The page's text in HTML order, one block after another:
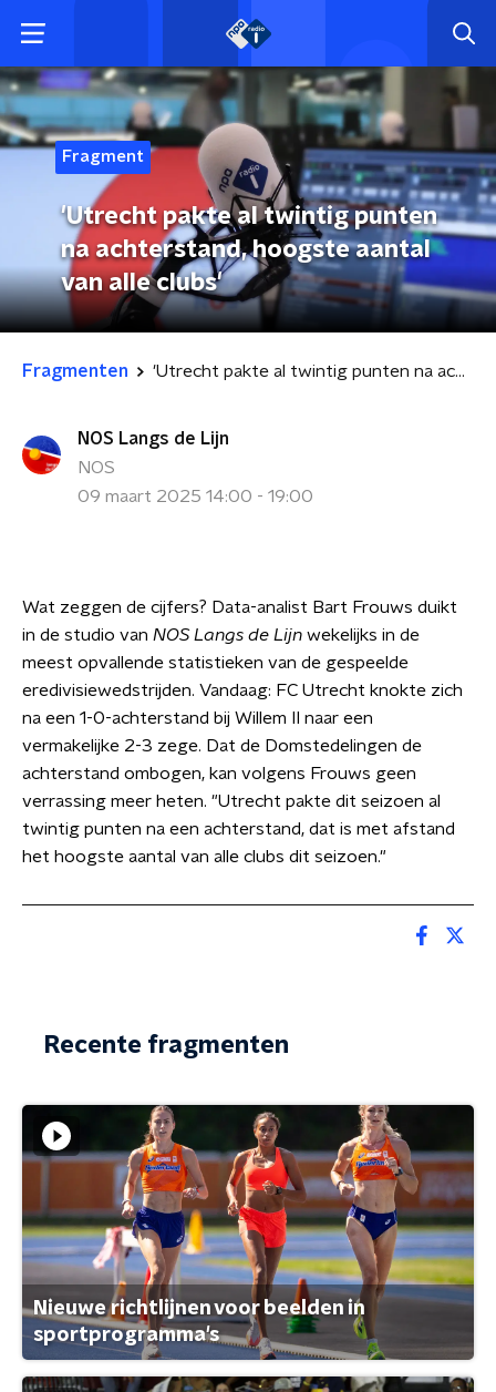
Fragment
'Utrecht pakte al twintig punten
na achterstand, hoogste aantal
van alle clubs'
Fragmenten 'Utrecht pakte al twintig punten na achterstand, hoogste aantal van alle clubs'
NOS Langs de Lijn
NOS
09 maart 2025 14:00 - 19:00
Wat zeggen de cijfers? Data-analist Bart Frouws duikt
in de studio van NOS Langs de Lijn wekelijks in de
meest opvallende statistieken van de gespeelde
eredivisiewedstrijden. Vandaag: FC Utrecht knokte zich
na een 1-0-achterstand bij Willem II naar een
vermakelijke 2-3 zege. Dat de Domstedelingen de
achterstand ombogen, kan volgens Frouws geen
verrassing meer heten. "Utrecht pakte dit seizoen al
twintig punten na een achterstand, dat is met afstand
het hoogste aantal van alle clubs dit seizoen."
Recente fragmenten
Nieuwe richtlijnen voor beelden in
sportprogramma's